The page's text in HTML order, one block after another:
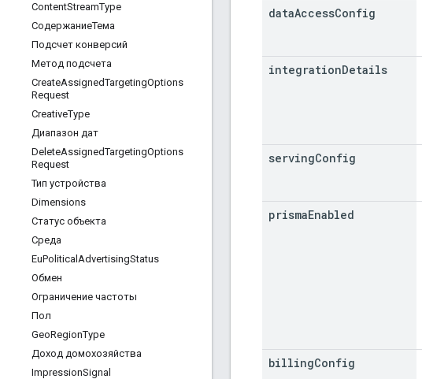
ContentStreamType
СодержаниеТема
Подсчет конверсий
Метод подсчета
CreateAssignedTargetingOptions
Request
CreativeType
Диапазон дат
DeleteAssignedTargetingOptions
Request
Тип устройства
Dimensions
Статус объекта
Среда
EuPolitical AdvertisingStatus
Обмен
Ограничение частоты
Пол
GeoRegionType
Доход домохозяйства
ImpressionSignal
dataAccessConfig
integrationDetails
servingConfig
prismaEnabled
billingConfig